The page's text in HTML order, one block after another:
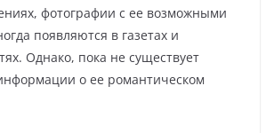
фотографии с ее возможными
появляются в газетах и
Однако, пока не существует
о ее романтическом